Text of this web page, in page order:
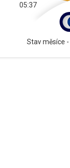
05:37
Stav měsíce -